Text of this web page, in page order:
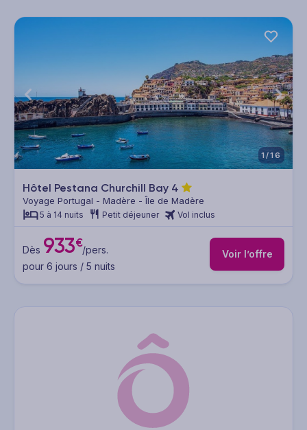
1/16
Hôtel Pestana Churchill Bay 4
Voyage Portugal - Madère - Île de Madère
5 à 14 nuits Petit déjeuner Vol inclus
Dès 933€/pers.
pour 6 jours / 5 nuits
Voir l’offre